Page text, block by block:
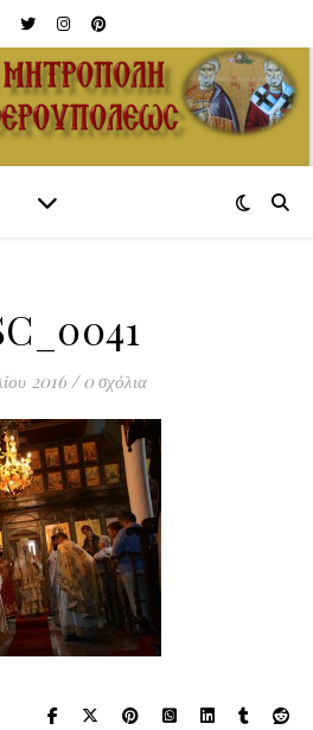
2016/ 0 σχόλια